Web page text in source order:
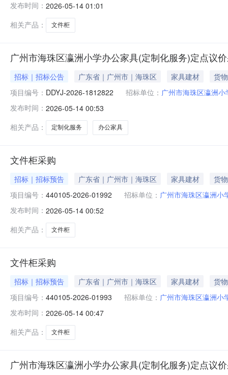
发布时间： 2026-05-14 01:01
相关产品：
文件柜
广州市海珠区瀛洲小学办公家具(定制化服务)定点议
招标｜招标公告 广东省｜广州市｜海珠区 家具建材
货物
项目编号： DDYJ-2026-1812822 招标单位： 广州市海珠区瀛洲小
发布时间： 2026-05-14 00:53
相关产品：
定制化服务 办公家具
文件柜采购
招标｜招标预告 广东省｜广州市｜海珠区 家具建材
货物
项目编号： 440105-2026-01992 招标单位： 广州市海珠区瀛洲小
发布时间： 2026-05-14 00:52
相关产品：
文件柜
文件柜采购
招标｜招标预告 广东省｜广州市｜海珠区 家具建材
货物
项目编号： 440105-2026-01993 招标单位： 广州市海珠区瀛洲小
发布时间： 2026-05-14 00:47
相关产品：
文件柜
广州市海珠区瀛洲小学办公家具(定制化服务)定点议